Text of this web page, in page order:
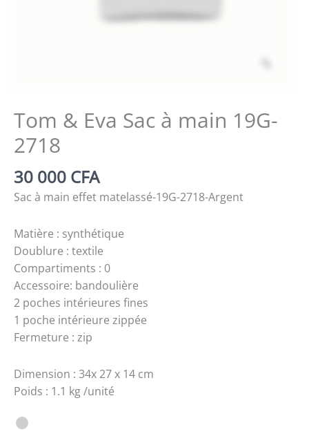
Tom & Eva Sac à main 19G-
2718
30 000 CFA
Sac à main effet matelassé-19G-2718-Argent
Matière : synthétique
Doublure : textile
Compartiments : 0
Accessoire: bandoulière
2 poches intérieures fines
1 poche intérieure zippée
Fermeture : zip
Dimension : 34x 27 x 14 cm
Poids : 1.1 kg /unité